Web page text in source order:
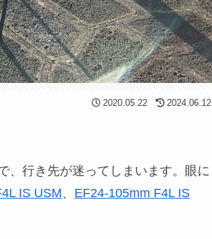
2020.05.22 2024.06.12
、行き先が迷ってしまいます。眼に
IS USM、 EF24-105mm F4L IS